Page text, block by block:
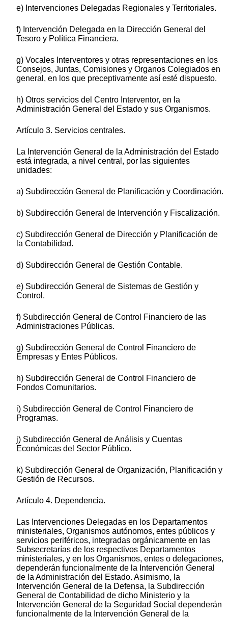
e) Intervenciones Delegadas Regionales y Territoriales.
f) Intervención Delegada en la Dirección General del
Tesoro y Política Financiera.
g) Vocales Interventores y otras representaciones en los
Consejos, Juntas, Comisiones y Organos Colegiados en
general, en los que preceptivamente así esté dispuesto.
h) Otros servicios del Centro Interventor, en la
Administración General del Estado y sus Organismos.
Artículo 3. Servicios centrales.
La Intervención General de la Administración del Estado
está integrada, a nivel central, por las siguientes
unidades:
a) Subdirección General de Planificación y Coordinación.
b) Subdirección General de Intervención y Fiscalización.
c) Subdirección General de Dirección y Planificación de
la Contabilidad.
d) Subdirección General de Gestión Contable.
e) Subdirección General de Sistemas de Gestión y
Control.
f) Subdirección General de Control Financiero de las
Administraciones Públicas.
g) Subdirección General de Control Financiero de
Empresas y Entes Públicos.
h) Subdirección General de Control Financiero de
Fondos Comunitarios.
i) Subdirección General de Control Financiero de
Programas.
j) Subdirección General de Análisis y Cuentas
Económicas del Sector Público.
k) Subdirección General de Organización, Planificación y
Gestión de Recursos.
Artículo 4. Dependencia.
Las Intervenciones Delegadas en los Departamentos
ministeriales, Organismos autónomos, entes públicos y
servicios periféricos, integradas orgánicamente en las
Subsecretarías de los respectivos Departamentos
ministeriales, y en los Organismos, entes o delegaciones,
dependerán funcionalmente de la Intervención General
de la Administración del Estado. Asimismo, la
Intervención General de la Defensa, la Subdirección
General de Contabilidad de dicho Ministerio y la
Intervención General de la Seguridad Social dependerán
funcionalmente de la Intervención General de la